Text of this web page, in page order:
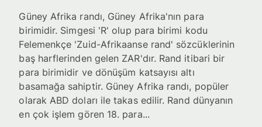
Güney Afrika randı, Güney Afrika'nın para
birimidir. Simgesi 'R' olup para birimi kodu
Felemenkçe 'Zuid-Afrikaanse rand' sözcüklerinin
baş harflerinden gelen ZAR'dır. Rand itibari bir
para birimidir ve dönüşüm katsayısı altı
basamağa sahiptir. Güney Afrika randı, popüler
olarak ABD doları ile takas edilir. Rand dünyanın
en çok işlem gören 18. para...